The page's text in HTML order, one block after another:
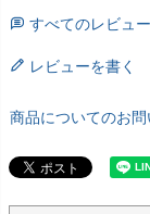
すべてのレビュ
レビューを書く
商品についてのお